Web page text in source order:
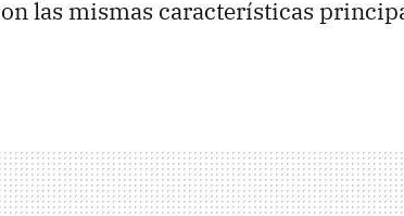
las mismas características